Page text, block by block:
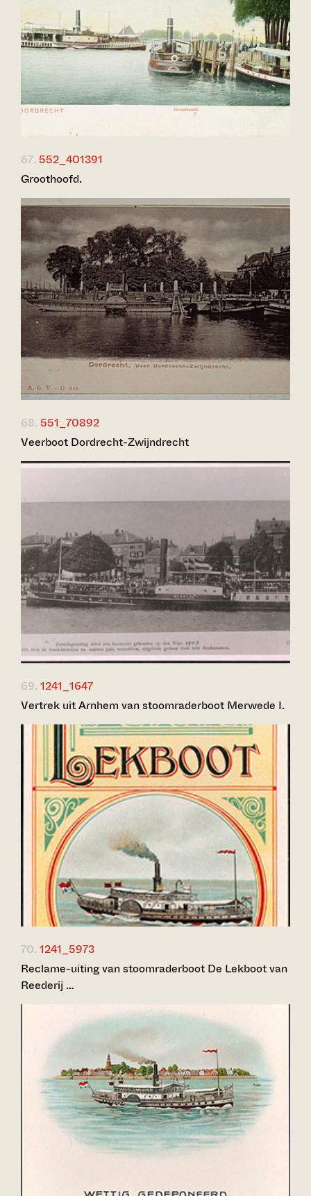
67. 552_401391
Groothoofd.
68. 551_70892
Veerboot Dordrecht-Zwijndrecht
69. 1241_1647
Vertrek uit Arnhem van stoomraderboot Merwede I.
70. 1241_5973
Reclame-uiting van stoomraderboot De Lekboot van
Reederij …